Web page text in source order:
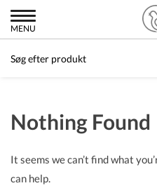
MENU
Nothing Found
It seems we can’t find what
can help.